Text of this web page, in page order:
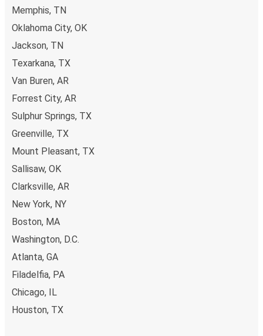
Memphis, TN
Oklahoma City, OK
Jackson, TN
Texarkana, TX
Van Buren, AR
Forrest City, AR
Sulphur Springs, TX
Greenville, TX
Mount Pleasant, TX
Sallisaw, OK
Clarksville, AR
New York, NY
Boston, MA
Washington, D.C.
Atlanta, GA
Filadelfia, PA
Chicago, IL
Houston, TX